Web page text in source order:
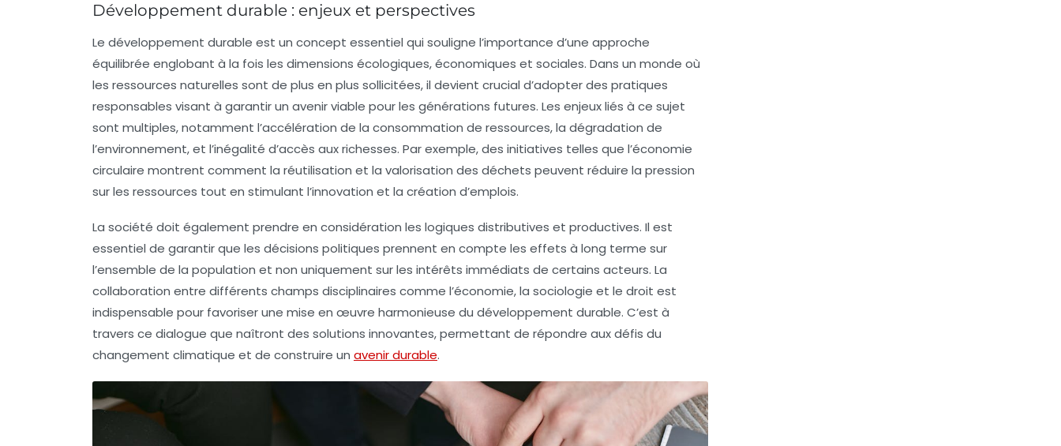
Développement durable : enjeux et perspectives
Le développement durable est un concept essentiel qui souligne l’importance d’une approche
équilibrée englobant à la fois les dimensions écologiques,économiques et sociales. Dans un monde où
les ressources naturelles sont de plus en plus sollicitées, il devient crucial d’adopter des pratiques
responsables visant à garantir un avenir viable pour les générations futures. Les enjeux liés à ce sujet
sont multiples, notamment l’accélération de la consommation de ressources, la dégradation de
l’environnement, et l’inégalité d’accès aux richesses. Par exemple, des initiatives telles que l’économie
circulaire montrent comment la réutilisation et la valorisation des déchets peuvent réduire la pression
sur les ressources tout en stimulant l’innovation et la création d’emplois.
La société doit également prendre en considération les logiques distributives et productives. Il est
essentiel de garantir que les décisions politiques prennent en compte les effets à long terme sur
l’ensemble de la population et non uniquement sur les intérêts immédiats de certains acteurs. La
collaboration entre différents champs disciplinaires comme l’économie, la sociologie et le droit est
indispensable pour favoriser une mise en œuvre harmonieuse du développement durable. C’est à
travers ce dialogue que naîtront des solutions innovantes, permettant de répondre aux défis du
changement climatique et de construire un avenir durable.